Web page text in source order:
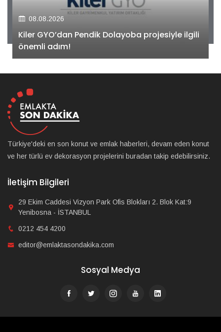
08.08.2026
Kiler GYO’dan Pendik Dolayoba projesiyle ilgili
önemli adım!
Türkiye'deki en son konut ve emlak haberleri, devam eden konut
ve her türlü ev dekorasyon projelerini buradan takip edebilirsiniz.
İletişim Bilgileri
29 Ekim Caddesi Vizyon Park Ofis Blokları 2. Blok Kat:9
Yenibosna - İSTANBUL
0212 454 4200
editor@emlaktasondakika.com
Sosyal Medya